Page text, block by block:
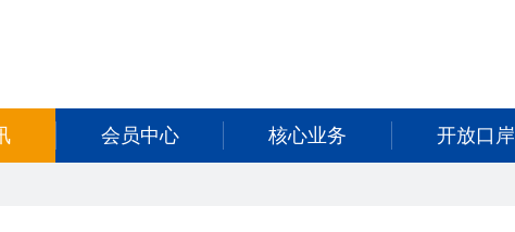
会员中心 核心业务 开放口岸